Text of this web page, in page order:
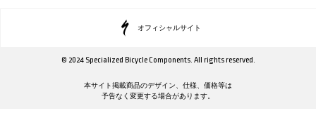
オフィシャルサイト
© 2024 Specialized Bicycle Components. All rights reserved.
本サイト掲載商品のデザイン、仕様、価格等は
予告なく変更する場合があります。